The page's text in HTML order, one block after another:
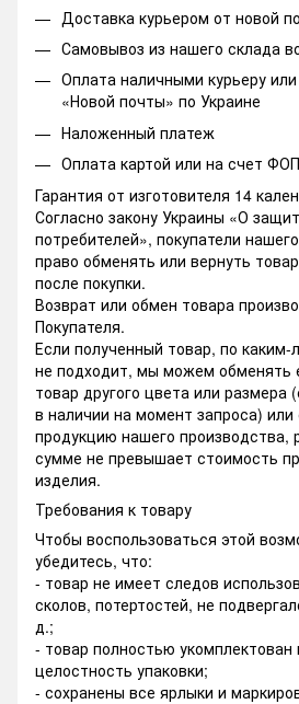
Доставка курьером от новой
Самовывоз из нашего склада
Оплата наличными курьеру
«Новой почты» по Украине
Наложенный платеж
Оплата картой или на счет ФОП
Гарантия от изготовителя 14
Согласно закону Украины «О
потребителей», покупатели
право обменять или вернуть
после покупки.
Возврат или обмен товара
Покупателя.
Если полученный товар, по
не подходит, мы можем обменять
товар другого цвета или размера
в наличии на момент запроса)
продукцию нашего производства,
сумме не превышает стоимость
изделия.
Требования к товару
Чтобы воспользоваться этой
убедитесь, что:
- товар не имеет следов
сколов, потертостей, не
д.;
- товар полностью
целостность упаковки;
- сохранены все ярлыки и